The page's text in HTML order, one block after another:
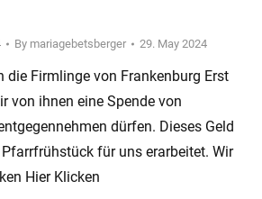
By mariagebetsberger 29. May 2024
die Firmlinge von Frankenburg Erst
von ihnen eine Spende von
dürfen. Dieses Geld
für uns erarbeitet. Wir
Hier Klicken